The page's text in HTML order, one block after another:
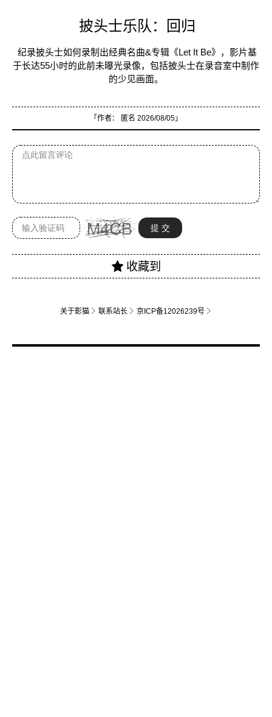
披头士乐队：回归
纪录披头士如何录制出经典名曲&专辑《Let It Be》，影片基
于长达55小时的此前未曝光录像，包括披头士在录音室中制作
的少见画面。
「作者： 匿名 2026/08/05」
关于影猫 联系站长 京ICP备12026239号